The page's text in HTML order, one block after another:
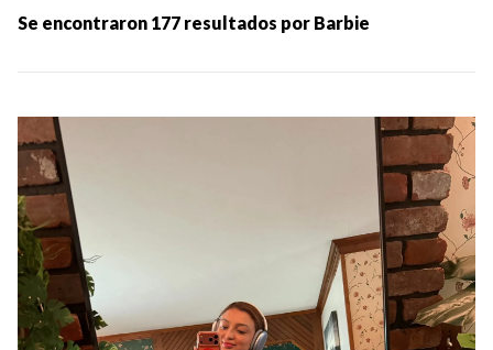
MÁS RECIENTES
MENOS RECIENTES
IR
Se encontraron 177 resultados por Barbie